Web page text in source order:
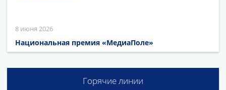
8 июня 2026
Национальная премия «МедиаПоле»
Горячие линии